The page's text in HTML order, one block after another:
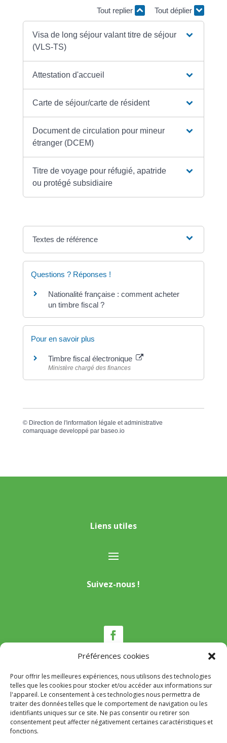
Préférences cookies
Pour offrir les meilleures expériences, nous utilisons des technologies
telles que les cookies pour stocker et/ou accéder aux informations sur
l'appareil. Le consentement à ces technologies nous permettra de
traiter des données telles que le comportement de navigation ou les
identifiants uniques sur ce site. Ne pas consentir ou retirer son
consentement peut affecter négativement certaines caractéristiques et
fonctions.
Tout replier
Tout déplier
Visa de long séjour valant titre de séjour
(VLS-TS)
Attestation d'accueil
Carte de séjour/carte de résident
Document de circulation pour mineur
étranger (DCEM)
Titre de voyage pour réfugié, apatride
ou protégé subsidiaire
Textes de référence
Questions ? Réponses !
Nationalité française : comment acheter
un timbre fiscal ?
Pour en savoir plus
Timbre fiscal électronique
Ministère chargé des finances
© Direction de l'information légale et administrative
comarquage developpé par baseo.io
Liens utiles
Suivez-nous !
Nous contacter
Tél : 04 95 22 80 53
Mail: mairie@appietto.corsica
Adresse :164 strada Lt Toussaint Gozzi 20167